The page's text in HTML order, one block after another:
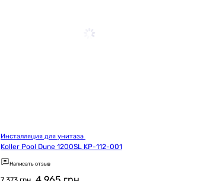
Koller Pool Dune 1200SL KP-112-001
Написать отзыв